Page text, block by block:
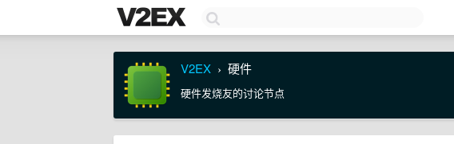
V2EX › 硬件
硬件发烧友的讨论节点